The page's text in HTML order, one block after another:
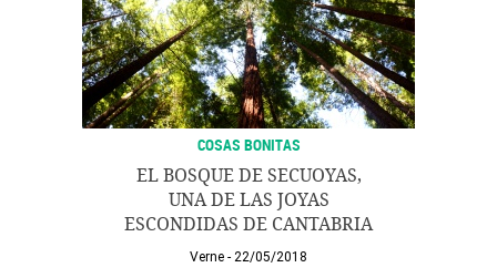
COSAS BONITAS
EL BOSQUE DE SECUOYAS,
UNA DE LAS JOYAS
ESCONDIDAS DE CANTABRIA
Verne 22/05/2018